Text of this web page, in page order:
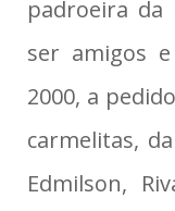
padroeira da
ser amigos
2000, a
carmelitas,
Edmilson,